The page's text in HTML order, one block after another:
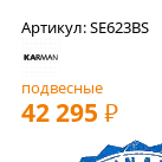
Артикул: SE623BS
подвесные
42 295 РУБ